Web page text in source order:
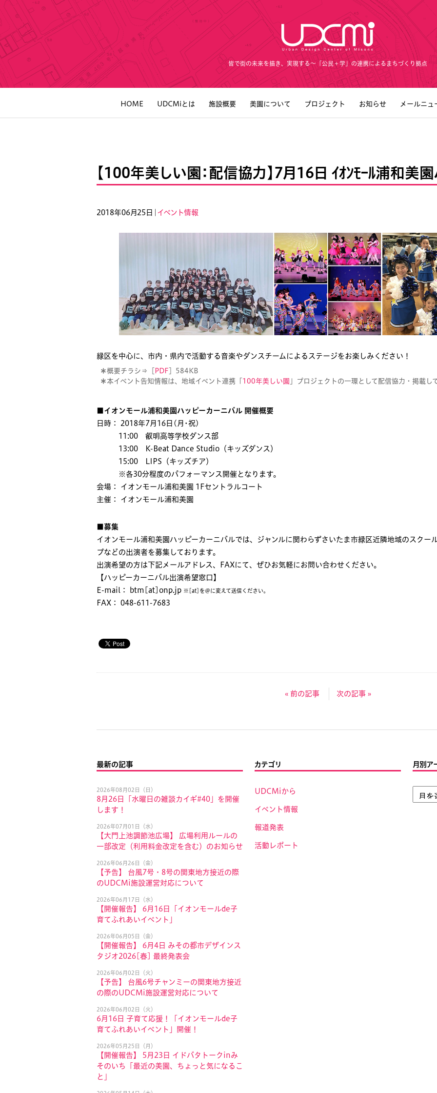
皆で街の未来を描き、実現する～「公民＋学」の連携によるまちづくり拠点
HOME UDCMiとは 施設概要 美園について プロジェクト お知らせ メールニュ
【100年美しい園：配信協力】7月16日 ｲｵﾝﾓｰﾙ浦和美
2018年06月25日｜ イベント情報
緑区を中心に、市内・県内で活動する音楽やダンスチームによるステージをお楽しみください！
＊概要チラシ⇒［ PDF ］584KB
＊本イベント告知情報は、地域イベント連携「 100年美しい園 」プロジェクトの一環として配信協力・掲載し
■イオンモール浦和美園ハッピーカーニバル 開催概要
日時： 2018年7月16日(月･祝)
11:00 叡明高等学校ダンス部
13:00 K-Beat Dance Studio（キッズダンス）
15:00 LIPS（キッズチア）
※各30分程度のパフォーマンス開催となります。
会場： イオンモール浦和美園 1Fセントラルコート
主催： イオンモール浦和美園
■募集
イオンモール浦和美園ハッピーカーニバルでは、ジャンルに関わらずさいたま市緑区近隣地域のスクー
プなどの出演者を募集しております。
出演希望の方は下記メールアドレス、FAXにて、ぜひお気軽にお問い合わせください。
【ハッピーカーニバル出演希望窓口】
E-mail： btm[at]onp.jp ※[at]を＠に変えて送信ください。
FAX： 048-611-7683
« 前の記事 次の記事 »
最新の記事
2026年08月02日（日）
8月26日「水曜日の雑談カイギ#40」を開催
します！
2026年07月01日（水）
【大門上池調節池広場】 広場利用ルールの
一部改定（利用料金改定を含む）のお知らせ
2026年06月26日（金）
【予告】 台風7号・8号の関東地方接近の際
のUDCMi施設運営対応について
2026年06月17日（水）
【開催報告】 6月16日「イオンモールde子
育てふれあいイベント」
2026年06月05日（金）
【開催報告】 6月4日 みその都市デザインス
タジオ2026[春] 最終発表会
2026年06月02日（火）
【予告】 台風6号チャンミーの関東地方接近
の際のUDCMi施設運営対応について
2026年06月02日（火）
6月16日 子育て応援！「イオンモールde子
育てふれあいイベント」開催！
2026年05月25日（月）
【開催報告】 5月23日 イドバタトークinみ
そのいち「最近の美園、ちょっと気になるこ
と」
カテゴリ
UDCMiから
イベント情報
報道発表
活動レポート
月別ア